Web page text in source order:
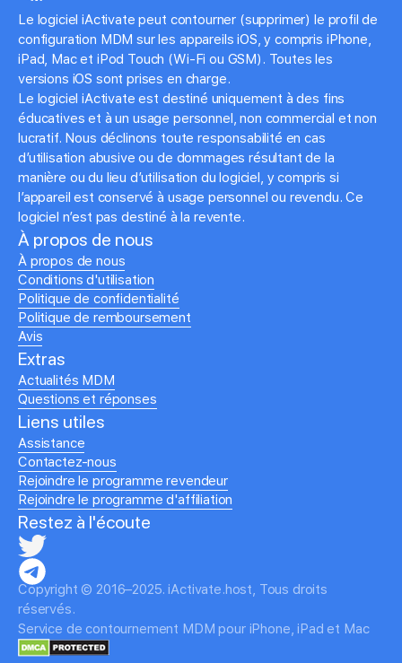
Le logiciel iActivate peut contourner (supprimer) le profil de
configuration MDM sur les appareils iOS, y compris iPhone,
iPad, Mac et iPod Touch (Wi-Fi ou GSM). Toutes les
versions iOS sont prises en charge.
Le logiciel iActivate est destiné uniquement à des fins
éducatives et à un usage personnel, non commercial et non
lucratif. Nous déclinons toute responsabilité en cas
d’utilisation abusive ou de dommages résultant de la
manière ou du lieu d’utilisation du logiciel, y compris si
l’appareil est conservé à usage personnel ou revendu. Ce
logiciel n’est pas destiné à la revente.
À propos de nous
À propos de nous
Conditions d'utilisation
Politique de confidentialité
Politique de remboursement
Avis
Extras
Actualités MDM
Questions et réponses
Liens utiles
Assistance
Contactez-nous
Rejoindre le programme revendeur
Rejoindre le programme d'affiliation
Restez à l'écoute
Copyright © 2016–2025. iActivate.host, Tous droits
réservés.
Service de contournement MDM pour iPhone, iPad et Mac